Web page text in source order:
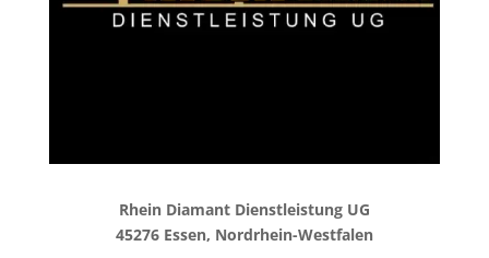
Rhein Diamant Dienstleistung UG
45276 Essen, Nordrhein-Westfalen